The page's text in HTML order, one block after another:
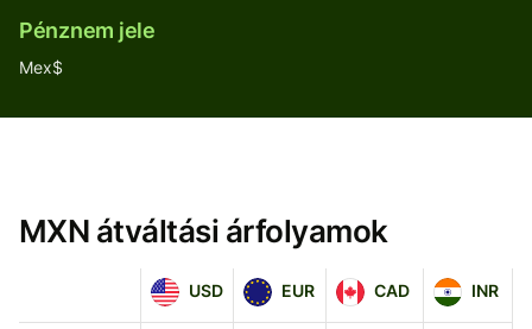
Pénznem jele
Mex$
MXN átváltási árfolyamok
USD
USD EUR
EUR CAD
CAD INR
INR